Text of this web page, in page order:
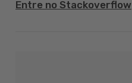
Entre no Stackoverflow